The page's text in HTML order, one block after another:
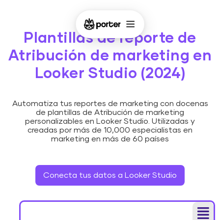
Plantillas de reporte de
Atribución de marketing en
Looker Studio (2024)
Automatiza tus reportes de marketing con docenas
de plantillas de Atribución de marketing
personalizables en Looker Studio. Utilizadas y
creadas por más de 10,000 especialistas en
marketing en más de 60 países
Conecta tus datos a Looker Studio